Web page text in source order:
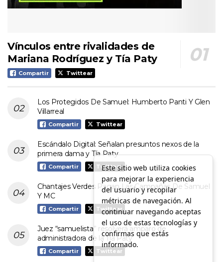
Vínculos entre rivalidades de
Mariana Rodríguez y Tía Paty
Compartir Twittear
Los Protegidos De Samuel: Humberto Panti Y Glen
Villarreal
Compartir Twittear
Escándalo Digital: Señalan presuntos nexos de la
primera dama y Tía Paty
Compartir Twittear
Chantajes Verdes Pagan Las Campañas De Samuel
Y MC
Compartir Twittear
Juez “samuelista” resolverá amparo de
administradora de la Tía Paty
Compartir Twittear
Este sitio web utiliza cookies
para mejorar la experiencia
del usuario y recopilar
métricas de navegación. Al
continuar navegando aceptas
el uso de estas tecnologías y
confirmas que estás
informado.